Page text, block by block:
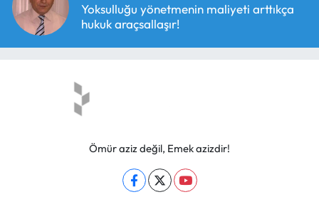
Yoksulluğu yönetmenin maliyeti arttıkça
hukuk araçsallaşır!
Ömür aziz değil, Emek azizdir!